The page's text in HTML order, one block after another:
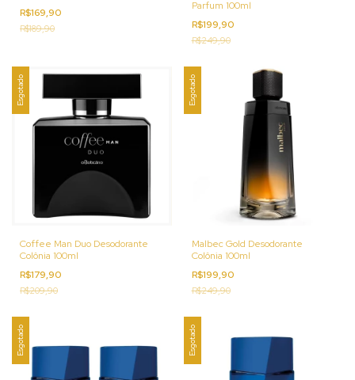
R$169,90
R$189,90
Parfum 100ml
R$199,90
R$249,90
Esgotado
Coffee Man Duo Desodorante
Colônia 100ml
R$179,90
R$209,90
Esgotado
Malbec Gold Desodorante
Colônia 100ml
R$199,90
R$249,90
Esgotado Esgotado